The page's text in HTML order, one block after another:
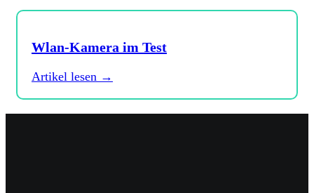
Wlan-Kamera im Test
Artikel lesen →